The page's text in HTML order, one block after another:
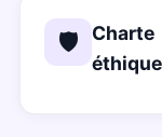
🛡️
Charte
éthique